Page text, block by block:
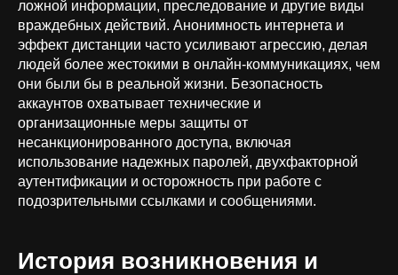
ложной информации, преследование и другие виды
враждебных действий. Анонимность интернета и
эффект дистанции часто усиливают агрессию, делая
людей более жестокими в онлайн-коммуникациях, чем
они были бы в реальной жизни. Безопасность
аккаунтов охватывает технические и
организационные меры защиты от
несанкционированного доступа, включая
использование надежных паролей, двухфакторной
аутентификации и осторожность при работе с
подозрительными ссылками и сообщениями.
История возникновения и